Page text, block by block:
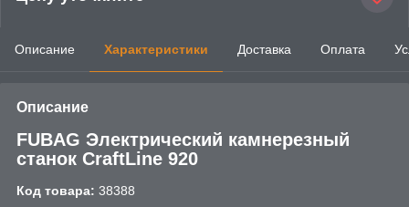
Описание Характеристики Доставка Оплата
Описание
FUBAG Электрический камнерезный
станок CraftLine 920
Код товара: 38388